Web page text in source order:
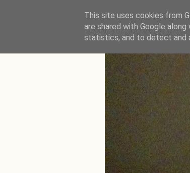
This site uses cookies from
are shared with Google
statistics, and to detect and